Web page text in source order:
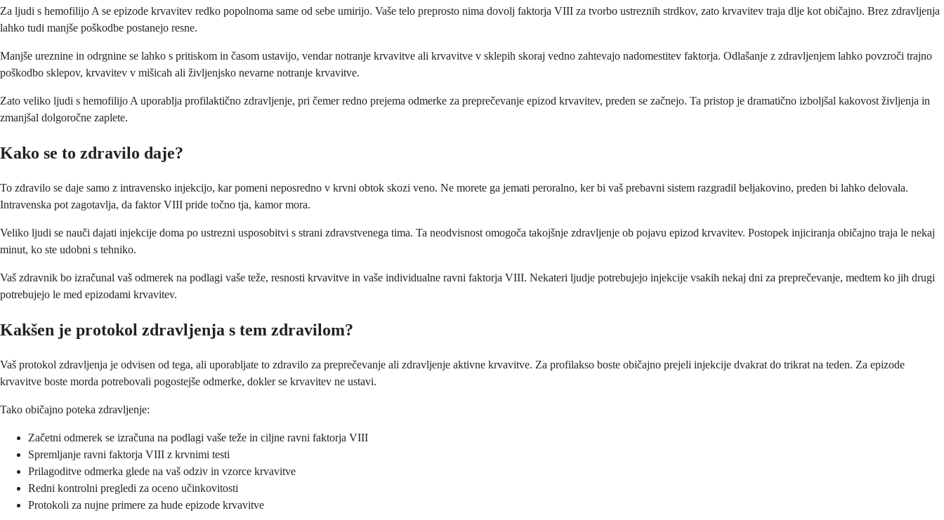
Za ljudi s hemofilijo A se epizode krvavitev redko popolnoma same od sebe umirijo. Vaše telo preprosto nima dovolj faktorja VIII za tvorbo ustreznih strdkov, zato krvavitev traja dlje kot običajno. Brez zdravljenja
lahko tudi manjše poškodbe postanejo resne.
Manjše ureznine in odrgnine se lahko s pritiskom in časom ustavijo, vendar notranje krvavitve ali krvavitve v sklepih skoraj vedno zahtevajo nadomestitev faktorja. Odlašanje z zdravljenjem lahko povzroči trajno
poškodbo sklepov, krvavitev v mišicah ali življenjsko nevarne notranje krvavitve.
Zato veliko ljudi s hemofilijo A uporablja profilaktično zdravljenje, pri čemer redno prejema odmerke za preprečevanje epizod krvavitev, preden se začnejo. Ta pristop je dramatično izboljšal kakovost življenja in
zmanjšal dolgoročne zaplete.
Kako se to zdravilo daje?
To zdravilo se daje samo z intravensko injekcijo, kar pomeni neposredno v krvni obtok skozi veno. Ne morete ga jemati peroralno, ker bi vaš prebavni sistem razgradil beljakovino, preden bi lahko delovala.
Intravenska pot zagotavlja, da faktor VIII pride točno tja, kamor mora.
Veliko ljudi se nauči dajati injekcije doma po ustrezni usposobitvi s strani zdravstvenega tima. Ta neodvisnost omogoča takojšnje zdravljenje ob pojavu epizod krvavitev. Postopek injiciranja običajno traja le nekaj
minut, ko ste udobni s tehniko.
Vaš zdravnik bo izračunal vaš odmerek na podlagi vaše teže, resnosti krvavitve in vaše individualne ravni faktorja VIII. Nekateri ljudje potrebujejo injekcije vsakih nekaj dni za preprečevanje, medtem ko jih drugi
potrebujejo le med epizodami krvavitev.
Kakšen je protokol zdravljenja s tem zdravilom?
Vaš protokol zdravljenja je odvisen od tega, ali uporabljate to zdravilo za preprečevanje ali zdravljenje aktivne krvavitve. Za profilakso boste običajno prejeli injekcije dvakrat do trikrat na teden. Za epizode
krvavitve boste morda potrebovali pogostejše odmerke, dokler se krvavitev ne ustavi.
Tako običajno poteka zdravljenje:
Začetni odmerek se izračuna na podlagi vaše teže in ciljne ravni faktorja VIII
Spremljanje ravni faktorja VIII z krvnimi testi
Prilagoditve odmerka glede na vaš odziv in vzorce krvavitve
Redni kontrolni pregledi za oceno učinkovitosti
Protokoli za nujne primere za hude epizode krvavitve